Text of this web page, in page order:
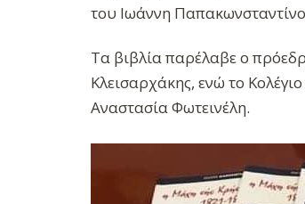
του Ιωάννη
Τα βιβλία παρέλαβε ο
Κλεισαρχάκης, ενώ το
Αναστασία Φωτεινέλη.